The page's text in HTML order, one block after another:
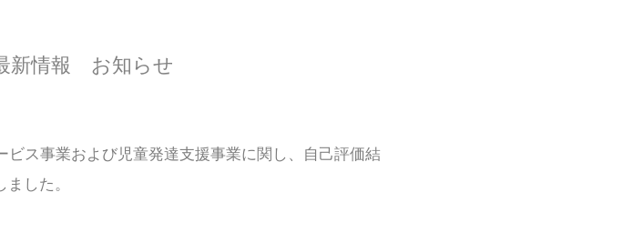
新情報 お知らせ
ビス事業および児童発達支援事業に関し、自己評価結
した。